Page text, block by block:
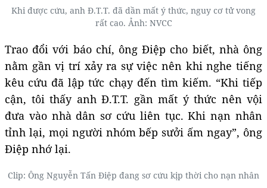
Khi được cứu, anh Đ.T.T. đã dần mất ý thức, nguy cơ tử vong
rất cao. Ảnh: NVCC
Trao đổi với báo chí, ông Điệp cho biết, nhà ông
nằm gần vị trí xảy ra sự việc nên khi nghe tiếng
kêu cứu đã lập tức chạy đến tìm kiếm. “Khi tiếp
cận, tôi thấy anh Đ.T.T. gần mất ý thức nên vội
đưa vào nhà dân sơ cứu liên tục. Khi nạn nhân
tỉnh lại, mọi người nhóm bếp sưởi ấm ngay”, ông
Điệp nhớ lại.
Clip: Ông Nguyễn Tấn Điệp đang sơ cứu kịp thời cho nạn nhân